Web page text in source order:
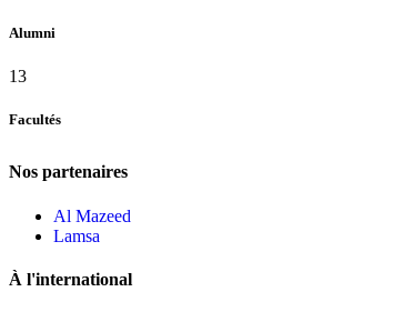
Alumni
13
Facultés
Nos partenaires
Al Mazeed
Lamsa
À l'international